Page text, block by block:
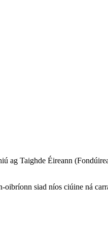
ag Taighde Éireann
siad níos ciúine ná